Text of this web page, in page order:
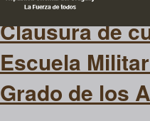
Clausura de
Escuela
Grado de los